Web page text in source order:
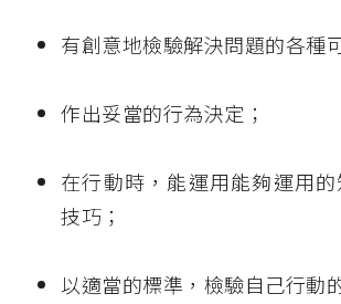
有創意地檢驗解決問題的各種
作出妥當的行為決定；
在行動時，能運用能夠運用
技巧；
以適當的標準，檢驗自己行動